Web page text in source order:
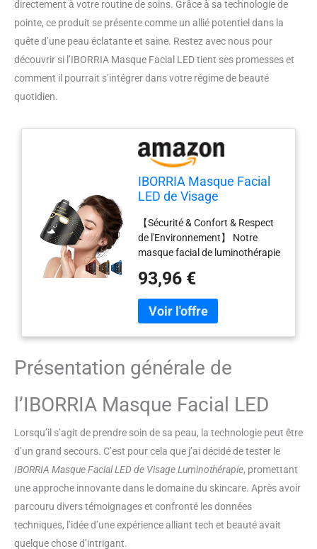
directement à votre routine de soins. Grâce à sa technologie de
pointe, ce produit se présente comme un allié potentiel dans la
quête d’une peau éclatante et saine. Restez avec nous pour
découvrir si l’IBORRIA Masque Facial LED tient ses promesses et
comment il pourrait s’intégrer dans votre régime de beauté
quotidien.
IBORRIA Masque Facial
LED de Visage
Thérapie par la Lumière
Rouge Anti-Âge, 3
Couleurs, Raffermissant,
Éclaircissement, Beauté
pour Tous Les Types de
Peau à la Maison (Noir)
【Sécurité & Confort & Respect
de l'Environnement】 Notre
masque facial de luminothérapie
d'irradiation lumineuse et des
matériaux de qualité. Nous
garantissons la sécurité des
familles et le bien-être de la terre
contre les produits chimiques
dangereux, tels que les produits
chimiques qui peuvent causer de
et maladies, n'hésitez pas à
acheter en toute confiance !
【Technologie LED de Haute
Qualité】 Ce masque facial LED
pour garantir son efficacité. La
lumière LED est sans danger
pour la consommation, non
nocive, ne produit pas de chaleur
93,96 €
Présentation générale de
l’IBORRIA Masque Facial LED
Lorsqu’il s’agit de prendre soin de sa peau, la technologie peut être
d’un grand secours. C’est pour cela que j’ai décidé de tester le
IBORRIA Masque Facial LED de Visage Luminothérapie, promettant
une approche innovante dans le domaine du skincare. Après avoir
parcouru divers témoignages et confronté les données
techniques, l’idée d’une expérience alliant tech et beauté avait
quelque chose d’intrigant.